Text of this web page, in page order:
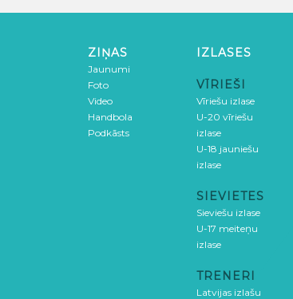
ZIŅAS
Jaunumi
Foto
Video
Handbola
Podkāsts
IZLASES
VĪRIEŠI
Vīriešu izlase
U-20 vīriešu
izlase
U-18 jauniešu
izlase
SIEVIETES
Sieviešu izlase
U-17 meiteņu
izlase
TRENERI
Latvijas izlašu